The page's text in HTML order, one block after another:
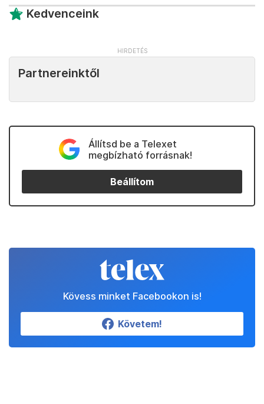
Kedvenceink
Partnereinktől
Állítsd be a Telexet
megbízható forrásnak!
Beállítom
Kövess minket Facebookon is!
Követem!